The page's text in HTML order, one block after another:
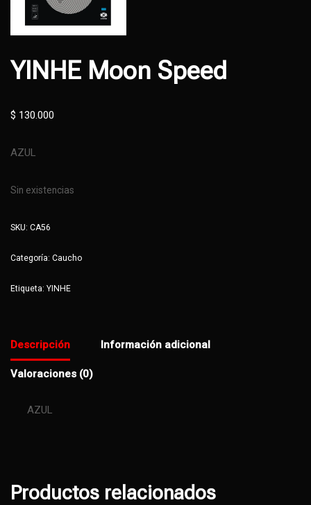
YINHE Moon Speed
$ 130.000
AZUL
Sin existencias
SKU: CA56
Categoría: Caucho
Etiqueta: YINHE
Descripción Información adicional
Valoraciones (0)
AZUL
Productos relacionados